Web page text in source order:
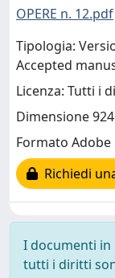
OPERE n. 12.pdf
Tipologia:
Accepted
Licenza: Tutti i
Dimensione
Formato Adobe
Richiedi
I documenti in
tutti i diritti